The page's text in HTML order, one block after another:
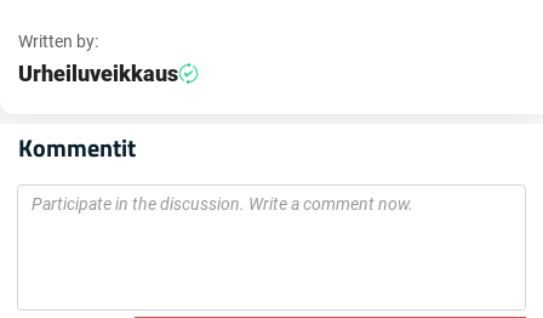
Written by:
Urheiluveikkaus
Kommentit